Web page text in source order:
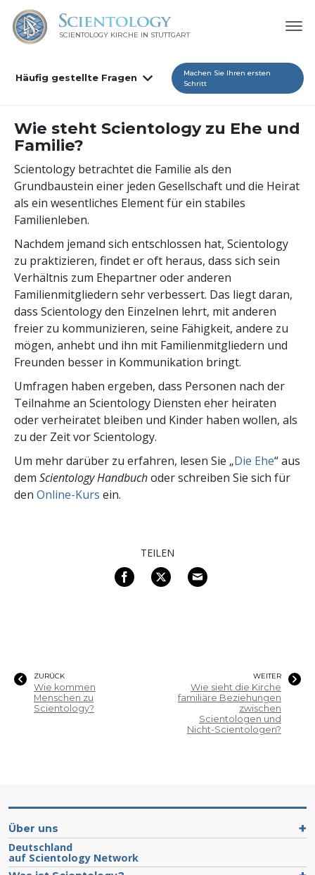
SCIENTOLOGY KIRCHE IN STUTTGART
Häufig gestellte Fragen
Machen Sie Ihren ersten
Schritt
Wie steht Scientology zu Ehe und
Familie?
Scientology betrachtet die Familie als den
Grundbaustein einer jeden Gesellschaft und die Heirat
als ein wesentliches Element für ein stabiles
Familienleben.
Nachdem jemand sich entschlossen hat, Scientology
zu praktizieren, findet er oft heraus, dass sich sein
Verhältnis zum Ehepartner oder anderen
Familienmitgliedern sehr verbessert. Das liegt daran,
dass Scientology den Einzelnen lehrt, mit anderen
freier zu kommunizieren, seine Fähigkeit, andere zu
mögen, anhebt und ihn mit Familienmitgliedern und
Freunden besser in Kommunikation bringt.
Umfragen haben ergeben, dass Personen nach der
Teilnahme an Scientology Diensten eher heiraten
oder verheiratet bleiben und Kinder haben wollen, als
zu der Zeit vor Scientology.
Um mehr darüber zu erfahren, lesen Sie „Die Ehe“ aus
dem Scientology Handbuchoder schreiben Sie sich für
den Online-Kurs ein.
TEILEN
ZURÜCK
Wie kommen
Menschen zu
Scientology?
WEITER
Wie sieht die Kirche
familiäre Beziehungen
zwischen
Scientologen und
Nicht-Scientologen?
Über uns
Deutschland
auf Scientology Network